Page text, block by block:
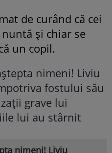
de curând că cei
și chiar se
un copil.
nimeni! Liviu